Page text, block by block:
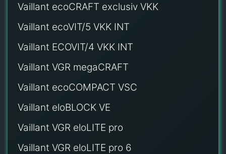
Vaillant ecoCRAFT exclusiv VKK
Vaillant ecoVIT/5 VKK INT
Vaillant ECOVIT/4 VKK INT
Vaillant VGR megaCRAFT
Vaillant ecoCOMPACT VSC
Vaillant eloBLOCK VE
Vaillant VGR eloLITE pro
Vaillant VGR eloLITE pro 6